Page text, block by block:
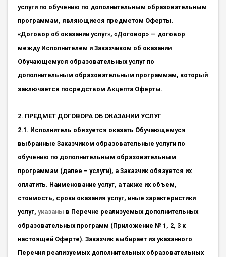
услуги по обучению по дополнительным образовательным
программам, являющиеся предметом Оферты.
«Договор об оказании услуг», «Договор» — договор
между Исполнителем и Заказчиком об оказании
Обучающемуся образовательных услуг по
дополнительным образовательным программам, который
заключается посредством Акцепта Оферты.
2. ПРЕДМЕТ ДОГОВОРА ОБ ОКАЗАНИИ УСЛУГ
2.1. Исполнитель обязуется оказать Обучающемуся
выбранные Заказчиком образовательные услуги по
обучению по дополнительным образовательным
программам (далее – услуги), а Заказчик обязуется их
оплатить. Наименование услуг, а также их объем,
стоимость, сроки оказания услуг, иные характеристики
услуг, указаны в Перечне реализуемых дополнительных
образовательных программ (Приложение № 1, 2, 3 к
настоящей Оферте). Заказчик выбирает из указанного
Перечня реализуемых дополнительных образовательных